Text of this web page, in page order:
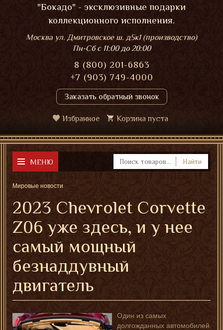
"Бокадо" - эксклюзивные подарки
коллекционного исполнения.
Москва ул. Дмитровское ш. д5к1 (производство)
Пн-Сбс 11:00 до 20:00
8 (800) 201-6863
+7 (903) 749-4000
Заказать обратный звонок
Избранное Корзина пуста
МЕНЮ Найти
Мировые новости
2023 Chevrolet Corvette
Z06 уже здесь, и у нее
самый мощный
безнаддувный
двигатель
Один из самых
долгожданных автомобилей